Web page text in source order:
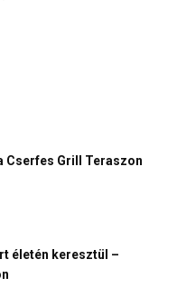
Cserfes Grill Teraszon
életén keresztül –